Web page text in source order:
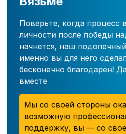
Поверьте, когда процесс
личности после победы
начнется, наш
именно вы для него
бесконечно благодарен!
вместе
Мы со своей стороны
возможную
поддержку, вы — со